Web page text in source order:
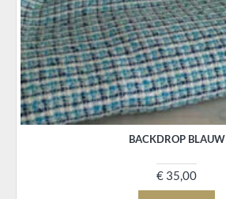
BACKDROP BLAUW
€ 35,00